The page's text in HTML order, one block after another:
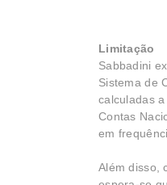
Limitação
Sabbadini
Sistema de
calculadas
Contas
em
Além disso,